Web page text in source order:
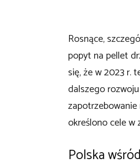
Rosnące,
popyt na pellet
się, że w 2023 r.
dalszego
określono cele w
Polska